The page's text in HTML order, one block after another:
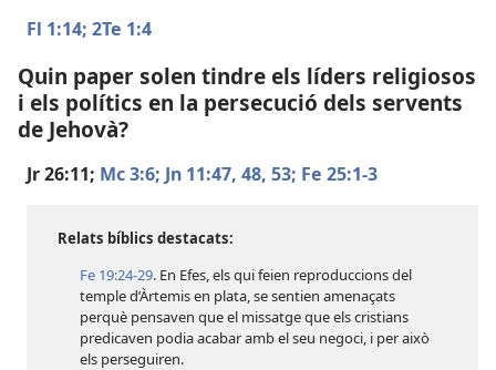
Fl 1:14; 2Te 1:4
Quin paper solen tindre els líders religiosos
i els polítics en la persecució dels servents
de Jehovà?
Jr 26:11; Mc 3:6; Jn 11:47, 48, 53; Fe 25:1-3
Relats bíblics destacats:
Fe 19:24-29. En Efes, els qui feien reproduccions del
temple d’Àrtemis en plata, se sentien amenaçats
perquè pensaven que el missatge que els cristians
predicaven podia acabar amb el seu negoci, i per això
els perseguiren.